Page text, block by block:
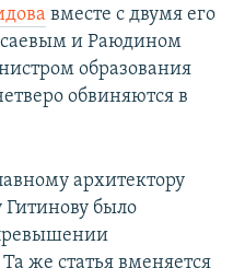
вместе с двумя его
и Раюдином
образования
обвиняются в
архитектору
было
же статья вменяется